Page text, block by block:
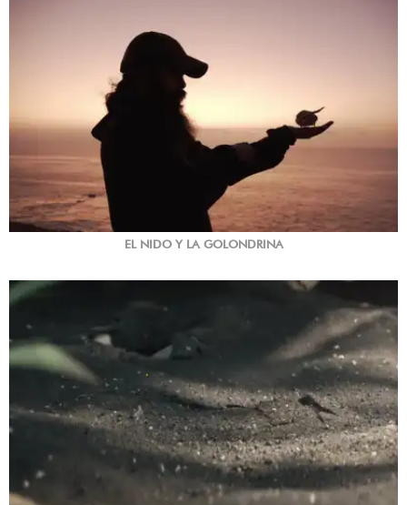
EL NIDO Y LA GOLONDRINA